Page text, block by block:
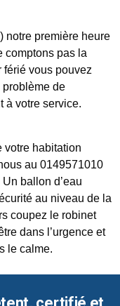
notre première heure
comptons pas la
férié vous pouvez
problème de
à votre service.
votre habitation
au 0149571010
ballon d’eau
au niveau de la
coupez le robinet
dans l’urgence et
le calme.